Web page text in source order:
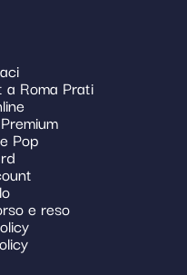
Roma Prati
Pop
e reso